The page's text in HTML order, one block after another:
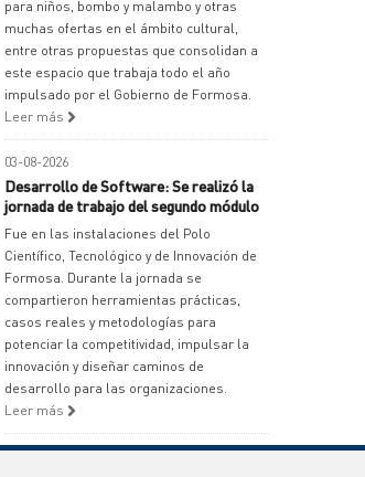
para niños, bombo y malambo y otras
muchas ofertas en el ámbito cultural,
entre otras propuestas que consolidan a
este espacio que trabaja todo el año
impulsado por el Gobierno de Formosa.
Leer más
03-08-2026
Desarrollo de Software: Se realizó la
jornada de trabajo del segundo módulo
Fue en las instalaciones del Polo
Científico, Tecnológico y de Innovación de
Formosa. Durante la jornada se
compartieron herramientas prácticas,
casos reales y metodologías para
potenciar la competitividad, impulsar la
innovación y diseñar caminos de
desarrollo para las organizaciones.
Leer más